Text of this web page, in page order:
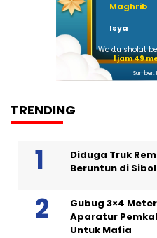
Maghrib
Isya
Waktu sholat
1 jam 49
Sumber:
TRENDING
Diduga Truk
Beruntun di
Gubug 3×4
Aparatur
Untuk Mafia